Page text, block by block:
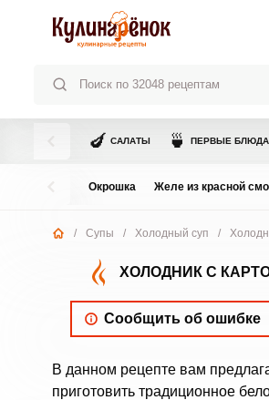
🍆 САЛАТЫ 🍵 ПЕРВЫЕ БЛЮДА
Окрошка Желе из красной
/ Супы / Холодный суп /
ХОЛОДНИК С
Сообщить об ошибке
В данном рецепте вам
приготовить традиционное